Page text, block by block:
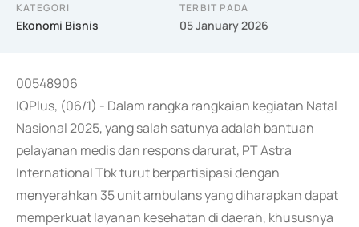
KATEGORI
Ekonomi Bisnis
TERBIT PADA
05 January 2026
00548906
IQPlus, (06/1) - Dalam rangka rangkaian kegiatan Natal
Nasional 2025, yang salah satunya adalah bantuan
pelayanan medis dan respons darurat, PT Astra
International Tbk turut berpartisipasi dengan
menyerahkan 35 unit ambulans yang diharapkan dapat
memperkuat layanan kesehatan di daerah, khususnya